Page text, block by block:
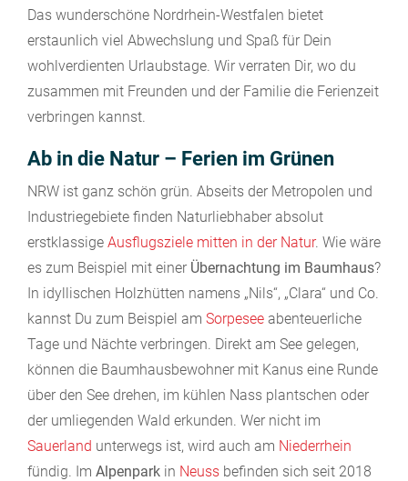
Das wunderschöne Nordrhein-Westfalen bietet
erstaunlich viel Abwechslung und Spaß für Dein
wohlverdienten Urlaubstage. Wir verraten Dir, wo du
zusammen mit Freunden und der Familie die Ferienzeit
verbringen kannst.
Ab in die Natur – Ferien im Grünen
NRW ist ganz schön grün. Abseits der Metropolen und
Industriegebiete finden Naturliebhaber absolut
erstklassige Ausflugsziele mitten in der Natur. Wie wäre
es zum Beispiel mit einer Übernachtung im Baumhaus?
In idyllischen Holzhütten namens „Nils“, „Clara“ und Co.
kannst Du zum Beispiel am Sorpesee abenteuerliche
Tage und Nächte verbringen. Direkt am See gelegen,
können die Baumhausbewohner mit Kanus eine Runde
über den See drehen, im kühlen Nass plantschen oder
der umliegenden Wald erkunden. Wer nicht im
Sauerland unterwegs ist, wird auch am Niederrhein
fündig. Im Alpenpark in Neuss befinden sich seit 2018